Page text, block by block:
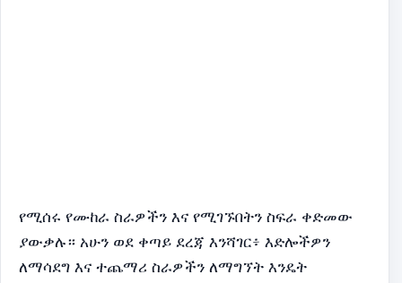
የሚሰሩ የሙከራ ስራዎችን እና የሚገኙበትን ስፍራ ቀድመው
ያውቃሉ። አሁን ወደ ቀጣይ ደረጃ እንሻገር፥ እድሎችዎን
ለማሳደግ እና ተጨማሪ ስራዎችን ለማግኘት እንዴት